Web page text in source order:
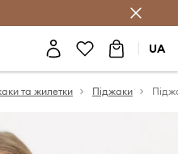
Club
UA
та жилетки Піджаки